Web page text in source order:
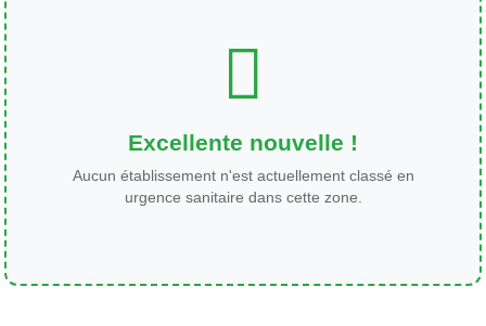
Excellente nouvelle !
Aucun établissement n'est actuellement classé en
urgence sanitaire dans cette zone.